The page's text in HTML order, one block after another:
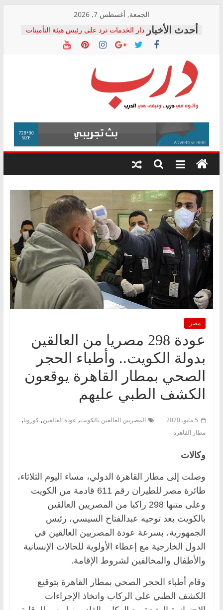
content
الجمعة, أغسطس 7, 2026
دار الخدمات ترد على رئيس هيئة التأمينات
بعد مؤتمره الصحفي: إنكار الأزمة لا ينهي
معاناة أصحاب المعاشات.. ونطالب بكشف
فرحات سليمان يكتب: القطاع الصحي إلى
أين؟
حزب التحالف الشعبي يطلق لجنة “الحق
في الصحة” بالإسكندرية لرصد الانتهاكات
ودعم المرضى
الوزاري لمدينة الصحفيين.. وانتهاء أعمال
إنشاء المبنى الإداري
المجلس القومي لحقوق الإنسان يعلن
متابعة قضية الدكتور محمد زهران.. ويؤكد:
قرينة البراءة وضمانات المحاكمة العادلة
درب
وأتوه
درب..
وتبقى
هي
مصر
عودة 298 مصريا من العالقين
بدولة الكويت.. وأطباء الحجر
الصحي بمطار القاهرة يوقعون
الكشف الطبي عليهم
5 مايو، 2020 المصريين العالقين بالكويت, عودة العالقين, كورونا,
مطار القاهرة
وكالات
وصلت إلى مطار القاهرة الدولي، مساء اليوم الثلاثاء،
طائرة مصر للطيران رقم 611 قادمة من الكويت
وعلى متنها 298 راكبا من المصريين العالقين
بالكويت بعد توجيه عبدالفتاح السيسي، رئيس
الجمهورية، بسرعة عودة المصريين العالقين في
الدول الخارجية مع إعطاء الأولوية للحالات الإنسانية
والأطفال والمخالفين لشروط الإقامة.
وقام أطباء الحجر الصحي بمطار القاهرة بتوقيع
الكشف الطبي على الركاب واتخاذ الإجراءات